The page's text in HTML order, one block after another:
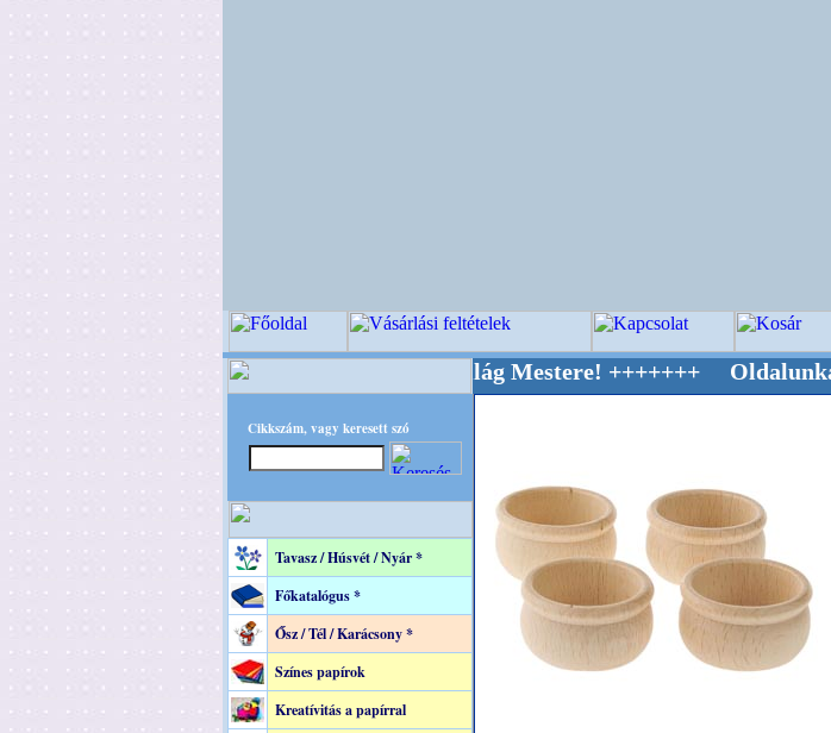
Cikkszám, vagy keresett szó
Tavasz / Húsvét / Nyár *
Főkatalógus *
Ősz / Tél / Karácsony *
Színes papírok
Kreatívitás a papírral
+++++++ OPITEC - A Kreatív Világ Mestere! +++++++ Oldalunkat